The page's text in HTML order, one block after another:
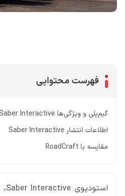
فهرست محتوایی
گیم‌پلی و ویژگی‌ها Saber Interactive
اطلاعات انتشار Saber Interactive
مقایسه با RoadCraft